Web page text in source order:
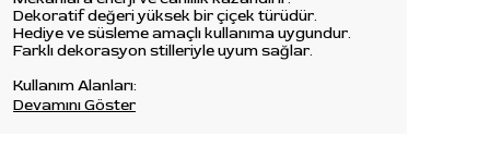
Dekoratif değeri yüksek bir çiçek türüdür.
Hediye ve süsleme amaçlı kullanıma uygundur.
Farklı dekorasyon stilleriyle uyum sağlar.
Kullanım Alanları:
Devamını Göster